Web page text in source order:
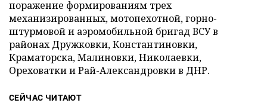
поражение формированиям трех
механизированных, мотопехотной, горно-
штурмовой и аэромобильной бригад ВСУ в
районах Дружковки, Константиновки,
Краматорска, Малиновки, Николаевки,
Ореховатки и Рай-Александровки в ДНР.
СЕЙЧАС ЧИТАЮТ